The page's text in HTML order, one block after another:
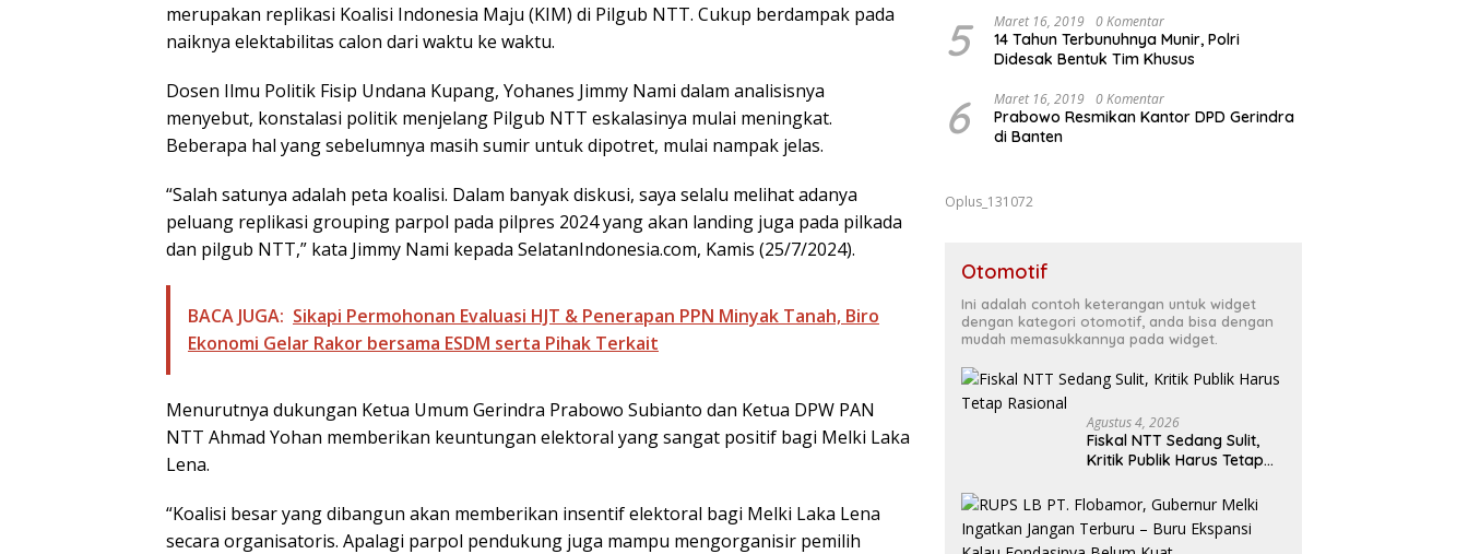
merupakan replikasi Koalisi Indonesia Maju (KIM) di Pilgub NTT. Cukup berdampak pada
naiknya elektabilitas calon dari waktu ke waktu.
Dosen Ilmu Politik Fisip Undana Kupang, Yohanes Jimmy Nami dalam analisisnya
menyebut, konstalasi politik menjelang Pilgub NTT eskalasinya mulai meningkat.
Beberapa hal yang sebelumnya masih sumir untuk dipotret, mulai nampak jelas.
“Salah satunya adalah peta koalisi. Dalam banyak diskusi, saya selalu melihat adanya
peluang replikasi grouping parpol pada pilpres 2024 yang akan landing juga pada pilkada
dan pilgub NTT,” kata Jimmy Nami kepada SelatanIndonesia.com, Kamis (25/7/2024).
BACA JUGA: Sikapi Permohonan Evaluasi HJT & Penerapan PPN Minyak Tanah, Biro
Ekonomi Gelar Rakor bersama ESDM serta Pihak Terkait
Menurutnya dukungan Ketua Umum Gerindra Prabowo Subianto dan Ketua DPW PAN
NTT Ahmad Yohan memberikan keuntungan elektoral yang sangat positif bagi Melki Laka
Lena.
“Koalisi besar yang dibangun akan memberikan insentif elektoral bagi Melki Laka Lena
secara organisatoris. Apalagi parpol pendukung juga mampu mengorganisir pemilih
5 Maret 16, 2019 0 Komentar
14 Tahun Terbunuhnya Munir, Polri
Didesak Bentuk Tim Khusus
6 Maret 16, 2019 0 Komentar
Prabowo Resmikan Kantor DPD Gerindra
di Banten
Oplus_131072
Otomotif
Ini adalah contoh keterangan untuk widget
dengan kategori otomotif, anda bisa dengan
mudah memasukkannya pada widget.
Agustus 4, 2026
Fiskal NTT Sedang Sulit,
Kritik Publik Harus Tetap